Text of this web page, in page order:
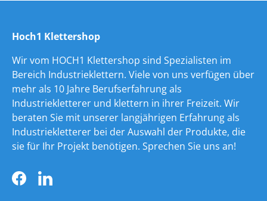
Hoch1 Klettershop
Wir vom HOCH1 Klettershop sind Spezialisten im
Bereich Industrieklettern. Viele von uns verfügen über
mehr als 10 Jahre Berufserfahrung als
Industriekletterer und klettern in ihrer Freizeit. Wir
beraten Sie mit unserer langjährigen Erfahrung als
Industriekletterer bei der Auswahl der Produkte, die
sie für Ihr Projekt benötigen. Sprechen Sie uns an!
FacebookLinkedIn